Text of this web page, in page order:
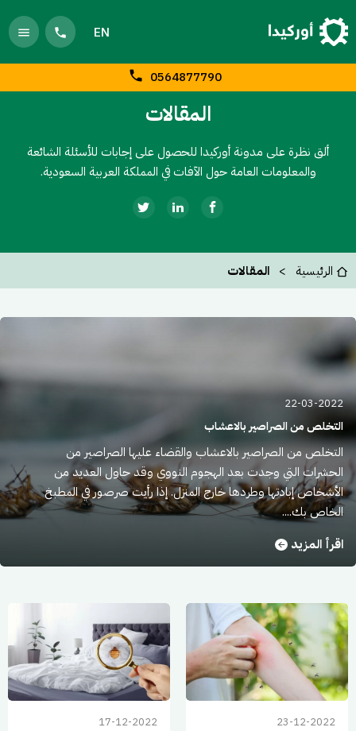
EN
0564877790
المقالات
ألق نظرة على مدونة أوركيدا للحصول على إجابات للأسئلة الشائعة
والمعلومات العامة حول الآفات في المملكة العربية السعودية.
الرئيسية المقالات
22-03-2022
التخلص من الصراصير بالاعشاب
التخلص من الصراصير بالاعشاب والقضاء عليها الصراصير من
الحشرات التي وجدت بعد الهجوم النووي وقد حاول العديد من
الأشخاص إبادتها وطردها خارج المنزل. إذا رأيت صرصور في المطبخ
الخاص بك....
اقرأ المزيد
23-12-2022
17-12-2022